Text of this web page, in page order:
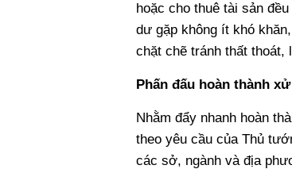
hoặc cho thuê tài sản
dư gặp không ít khó
chặt chẽ tránh thất thoát,
Phấn đấu hoàn thành
Nhằm đẩy nhanh hoàn
theo yêu cầu của Thủ
các sở, ngành và địa